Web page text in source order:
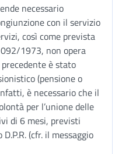
necessario
con il servizio
così come prevista
1973, non opera
è stato
(pensione o
è necessario che il
per l’unione delle
di 6 mesi, previsti
(cfr. il messaggio